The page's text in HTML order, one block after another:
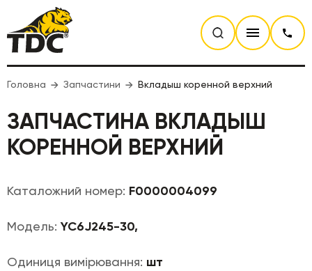
Головна Запчастини Вкладыш коренной верхний
ЗАПЧАСТИНА ВКЛАДЫШ
КОРЕННОЙ ВЕРХНИЙ
Каталожний номер: F0000004099
Модель: YC6J245-30,
Одиниця вимірювання: шт